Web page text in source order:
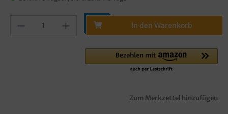
In den Warenkorb
Zum Merkzettel hinzufügen